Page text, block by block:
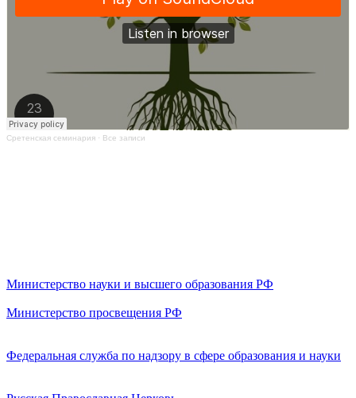
Сретенская семинария · Все записи
Министерство науки и высшего образования РФ
Министерство просвещения РФ
Федеральная служба по надзору в сфере образования и науки